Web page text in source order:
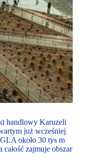
handlowy Karuzeli
już wcześniej
około 30 tys m
zajmuje obszar